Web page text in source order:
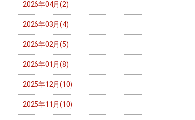
2026年04月(2)
2026年03月(4)
2026年02月(5)
2026年01月(8)
2025年12月(10)
2025年11月(10)